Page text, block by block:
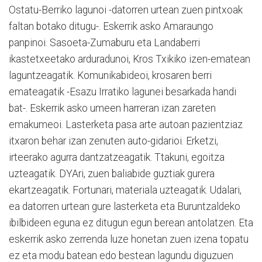
Ostatu-Berriko lagunoi -datorren urtean zuen pintxoak
faltan botako ditugu-. Eskerrik asko Amaraungo
panpinoi. Sasoeta-Zumaburu eta Landaberri
ikastetxeetako arduradunoi, Kros Txikiko izen-ematean
laguntzeagatik. Komunikabideoi, krosaren berri
emateagatik -Esazu Irratiko lagunei besarkada handi
bat-. Eskerrik asko umeen harreran izan zareten
emakumeoi. Lasterketa pasa arte autoan pazientziaz
itxaron behar izan zenuten auto-gidarioi. Erketzi,
irteerako agurra dantzatzeagatik. Ttakuni, egoitza
uzteagatik. DYAri, zuen baliabide guztiak gurera
ekartzeagatik. Fortunari, materiala uzteagatik. Udalari,
ea datorren urtean gure lasterketa eta Buruntzaldeko
ibilbideen eguna ez ditugun egun berean antolatzen. Eta
eskerrik asko zerrenda luze honetan zuen izena topatu
ez eta modu batean edo bestean lagundu diguzuen